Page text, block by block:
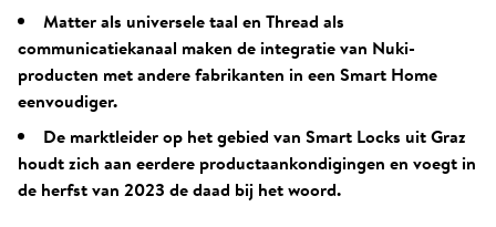
Matter als universele taal en Thread als
communicatiekanaal maken de integratie van Nuki-
producten met andere fabrikanten in een Smart Home
eenvoudiger.
De marktleider op het gebied van Smart Locks uit Graz
houdt zich aan eerdere productaankondigingen en voegt in
de herfst van 2023 de daad bij het woord.